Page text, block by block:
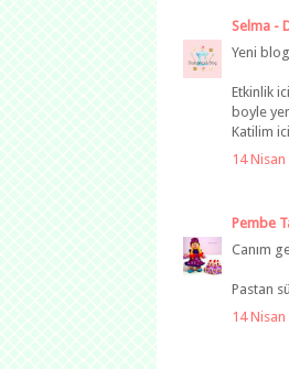
Selma -
Yeni
Etkinlik
boyle
Katilim
14
Pembe
Canım
Pastan
14